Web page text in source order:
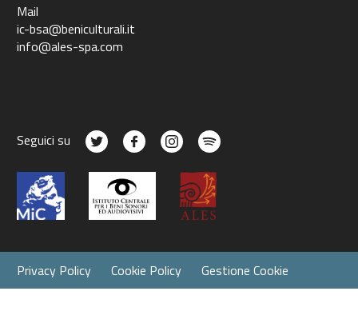
Mail
ic-bsa@beniculturali.it
info@ales-spa.com
Seguici su
Privacy Policy Cookie Policy Gestione Cookie